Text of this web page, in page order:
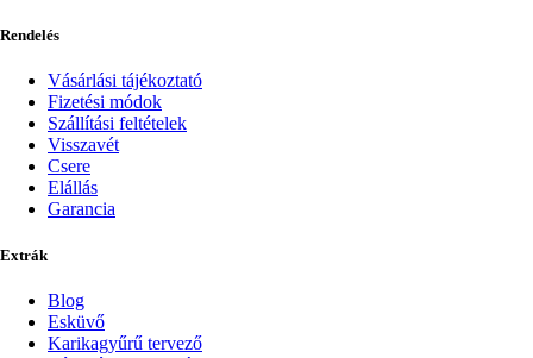
Rendelés
Vásárlási tájékoztató
Fizetési módok
Szállítási feltételek
Visszavét
Csere
Elállás
Garancia
Extrák
Blog
Esküvő
Karikagyűrű tervező